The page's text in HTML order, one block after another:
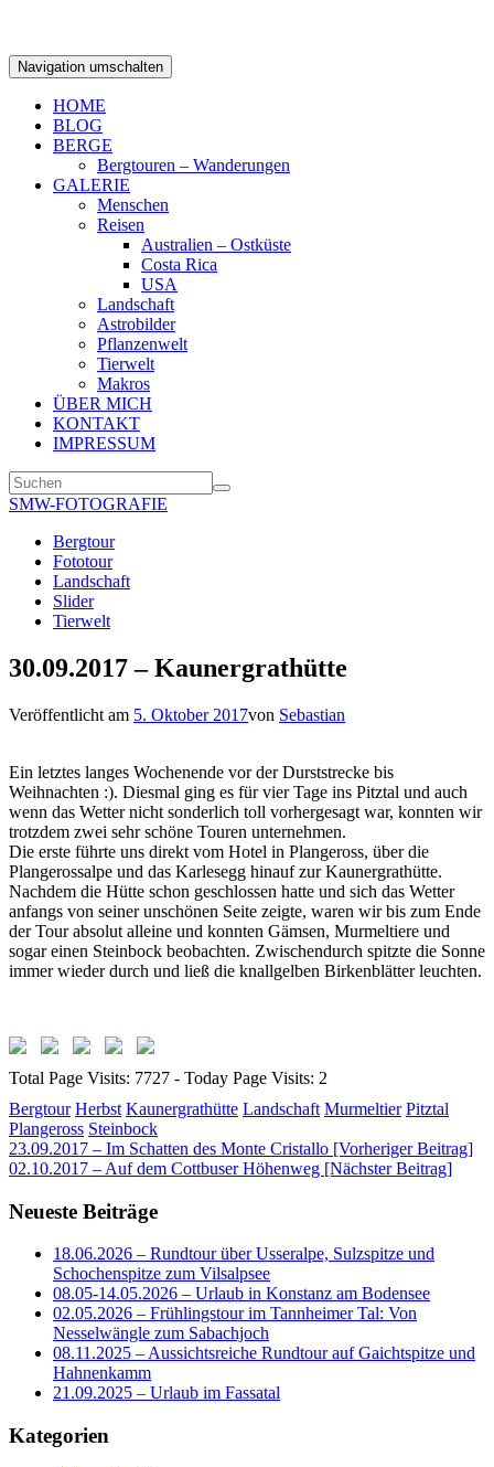
Navigation umschalten
HOME
BLOG
BERGE
Bergtouren – Wanderungen
GALERIE
Menschen
Reisen
Australien – Ostküste
Costa Rica
USA
Landschaft
Astrobilder
Pflanzenwelt
Tierwelt
Makros
ÜBER MICH
KONTAKT
IMPRESSUM
SMW-FOTOGRAFIE
Bergtour
Fototour
Landschaft
Slider
Tierwelt
30.09.2017 – Kaunergrathütte
Veröffentlicht am 5. Oktober 2017von Sebastian
Ein letztes langes Wochenende vor der Durststrecke bis
Weihnachten :). Diesmal ging es für vier Tage ins Pitztal und auch
wenn das Wetter nicht sonderlich toll vorhergesagt war, konnten wir
trotzdem zwei sehr schöne Touren unternehmen.
Die erste führte uns direkt vom Hotel in Plangeross, über die
Plangerossalpe und das Karlesegg hinauf zur Kaunergrathütte.
Nachdem die Hütte schon geschlossen hatte und sich das Wetter
anfangs von seiner unschönen Seite zeigte, waren wir bis zum Ende
der Tour absolut alleine und konnten Gämsen, Murmeltiere und
sogar einen Steinbock beobachten. Zwischendurch spitzte die Sonne
immer wieder durch und ließ die knallgelben Birkenblätter leuchten.
Total Page Visits: 7727 - Today Page Visits: 2
Bergtour Herbst Kaunergrathütte Landschaft Murmeltier Pitztal
Plangeross Steinbock
Beitragsnavigation
23.09.2017 – Im Schatten des Monte Cristallo [Vorheriger Beitrag]
02.10.2017 – Auf dem Cottbuser Höhenweg [Nächster Beitrag]
Neueste Beiträge
18.06.2026 – Rundtour über Usseralpe, Sulzspitze und
Schochenspitze zum Vilsalpsee
08.05-14.05.2026 – Urlaub in Konstanz am Bodensee
02.05.2026 – Frühlingstour im Tannheimer Tal: Von
Nesselwängle zum Sabachjoch
08.11.2025 – Aussichtsreiche Rundtour auf Gaichtspitze und
Hahnenkamm
21.09.2025 – Urlaub im Fassatal
Kategorien